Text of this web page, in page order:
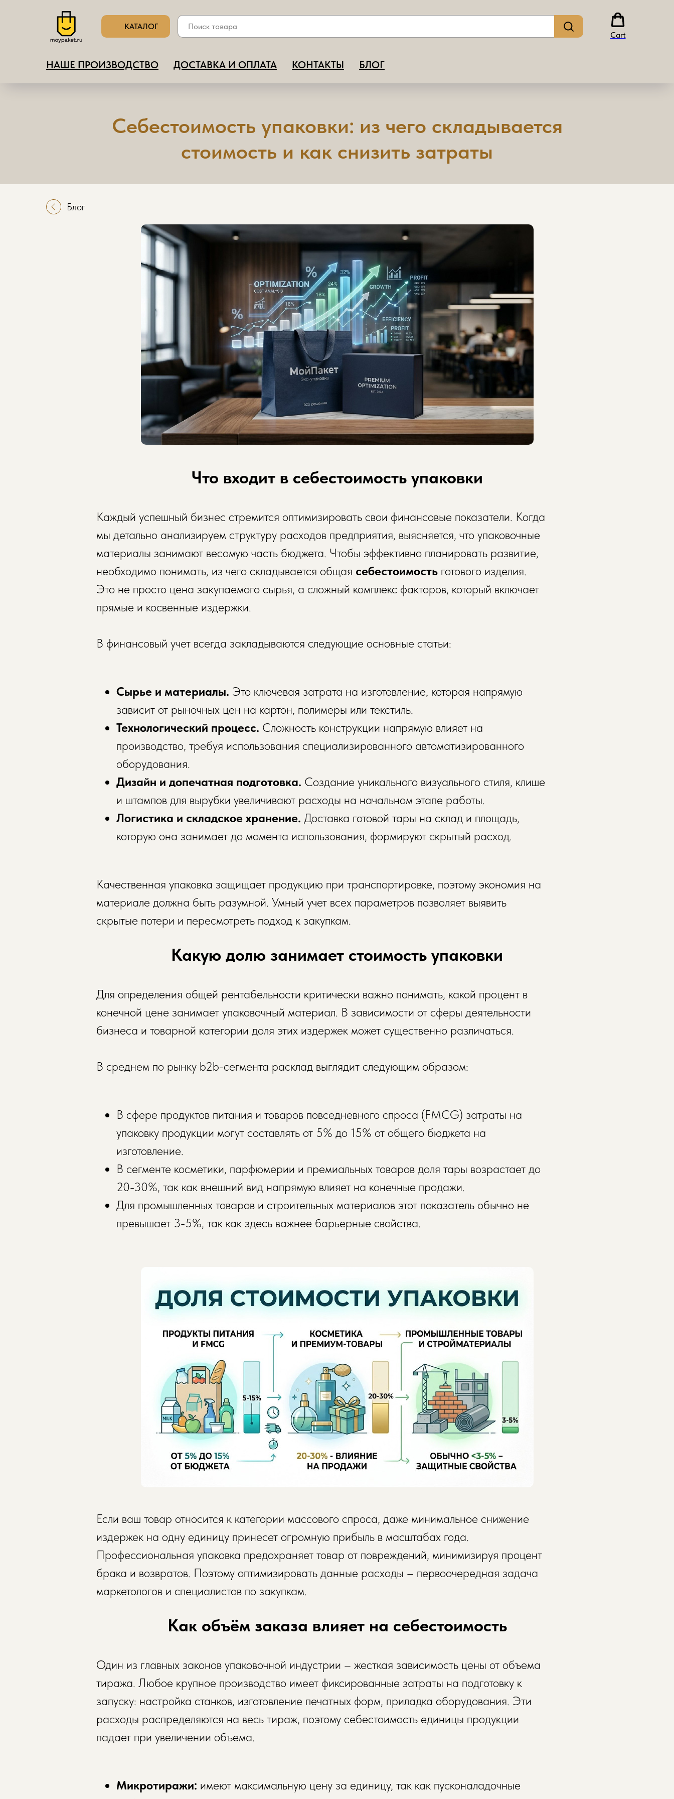
КАТАЛОГ
Cart
НАШЕ ПРОИЗВОДСТВО ДОСТАВКА И ОПЛАТА КОНТАКТЫ БЛОГ
Себестоимость упаковки: из чего складывается
стоимость и как снизить затраты
Блог
Что входит в себестоимость упаковки
Каждый успешный бизнес стремится оптимизировать свои финансовые показатели. Когда
мы детально анализируем структуру расходов предприятия, выясняется, что упаковочные
материалы занимают весомую часть бюджета. Чтобы эффективно планировать развитие,
необходимо понимать, из чего складывается общая себестоимость готового изделия.
Это не просто цена закупаемого сырья, а сложный комплекс факторов, который включает
прямые и косвенные издержки.
В финансовый учет всегда закладываются следующие основные статьи:
Сырье и материалы. Это ключевая затрата на изготовление, которая напрямую
зависит от рыночных цен на картон, полимеры или текстиль.
Технологический процесс. Сложность конструкции напрямую влияет на
производство, требуя использования специализированного автоматизированного
оборудования.
Дизайн и допечатная подготовка. Создание уникального визуального стиля, клише
и штампов для вырубки увеличивают расходы на начальном этапе работы.
Логистика и складское хранение. Доставка готовой тары на склад и площадь,
которую она занимает до момента использования, формируют скрытый расход.
Качественная упаковка защищает продукцию при транспортировке, поэтому экономия на
материале должна быть разумной. Умный учет всех параметров позволяет выявить
скрытые потери и пересмотреть подход к закупкам.
Какую долю занимает стоимость упаковки
Для определения общей рентабельности критически важно понимать, какой процент в
конечной цене занимает упаковочный материал. В зависимости от сферы деятельности
бизнеса и товарной категории доля этих издержек может существенно различаться.
В среднем по рынку b2b-сегмента расклад выглядит следующим образом:
В сфере продуктов питания и товаров повседневного спроса (FMCG) затраты на
упаковку продукции могут составлять от 5% до 15% от общего бюджета на
изготовление.
В сегменте косметики, парфюмерии и премиальных товаров доля тары возрастает до
20-30%, так как внешний вид напрямую влияет на конечные продажи.
Для промышленных товаров и строительных материалов этот показатель обычно не
превышает 3-5%, так как здесь важнее барьерные свойства.
Если ваш товар относится к категории массового спроса, даже минимальное снижение
издержек на одну единицу принесет огромную прибыль в масштабах года.
Профессиональная упаковка предохраняет товар от повреждений, минимизируя процент
брака и возвратов. Поэтому оптимизировать данные расходы – первоочередная задача
маркетологов и специалистов по закупкам.
Как объём заказа влияет на себестоимость
Один из главных законов упаковочной индустрии – жесткая зависимость цены от объема
тиража. Любое крупное производство имеет фиксированные затраты на подготовку к
запуску: настройка станков, изготовление печатных форм, приладка оборудования. Эти
расходы распределяются на весь тираж, поэтому себестоимость единицы продукции
падает при увеличении объема.
Микротиражи: имеют максимальную цену за единицу, так как пусконаладочные